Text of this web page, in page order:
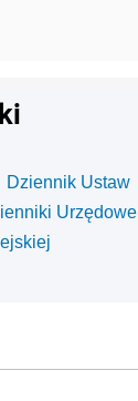
Dziennik Ustaw
Urzędowe